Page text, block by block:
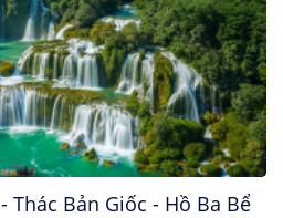
Thác Bản Giốc - Hồ Ba Bể